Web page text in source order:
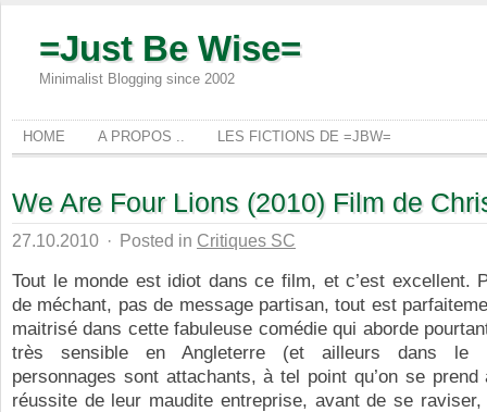
=Just Be Wise=
Minimalist Blogging since 2002
HOME A PROPOS .. LES FICTIONS DE =JBW=
We Are Four Lions (2010) Film de
27.10.2010 · Posted in Critiques SC
Tout le monde est idiot dans ce film, et c’est excellent.
de méchant, pas de message partisan, tout est
maitrisé dans cette fabuleuse comédie qui aborde
très sensible en Angleterre (et ailleurs dans le
personnages sont attachants, à tel point qu’on se
réussite de leur maudite entreprise, avant de se